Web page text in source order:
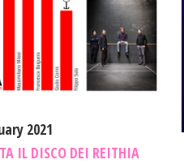
2021
IL DISCO DEI REITHIA